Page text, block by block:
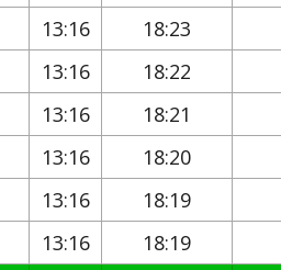
13:16 18:23
13:16 18:22
13:16 18:21
13:16 18:20
13:16 18:19
13:16 18:19